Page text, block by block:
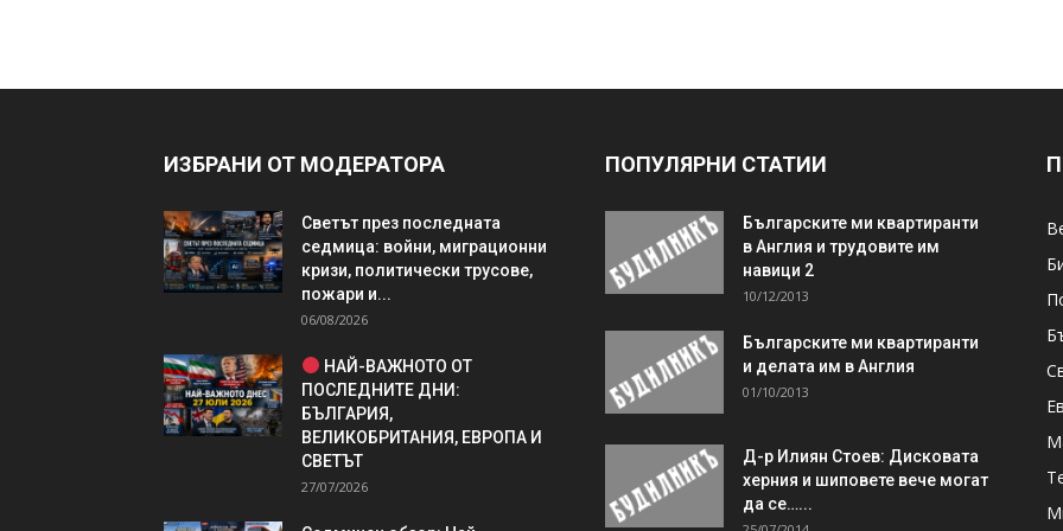
ИЗБРАНИ ОТ МОДЕРАТОРА
Светът през последната
седмица: войни, миграционни
кризи, политически трусове,
пожари и...
06/08/2026
НАЙ-ВАЖНОТО ОТ
ПОСЛЕДНИТЕ ДНИ:
БЪЛГАРИЯ,
ВЕЛИКОБРИТАНИЯ, ЕВРОПА И
СВЕТЪТ
27/07/2026
ПОПУЛЯРНИ СТАТИИ
Българските ми квартиранти
в Англия и трудовите им
навици 2
10/12/2013
Българските ми квартиранти
и делата им в Англия
01/10/2013
Д-р Илиян Стоев: Дисковата
херния и шиповете вече могат
да се…...